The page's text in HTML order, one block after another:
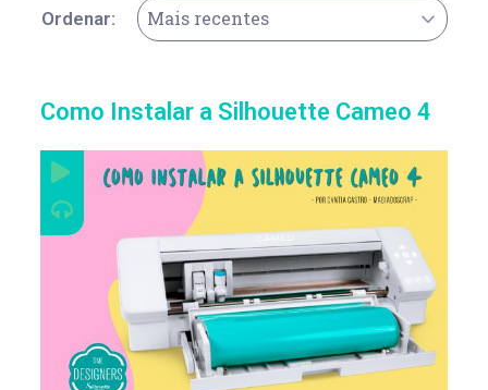
Ordenar: Mais recentes
Como Instalar a Silhouette Cameo 4